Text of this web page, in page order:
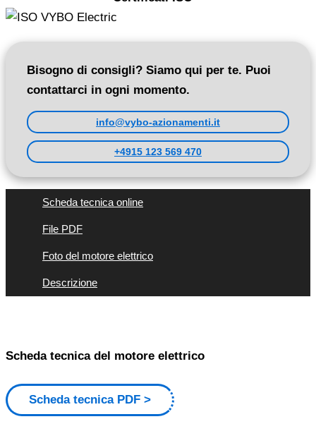
Bisogno di consigli? Siamo qui per te. Puoi
contattarci in ogni momento.
info@vybo-azionamenti.it
+4915 123 569 470
Scheda tecnica online
File PDF
Foto del motore elettrico
Descrizione
Scheda tecnica del motore elettrico
Scheda tecnica PDF